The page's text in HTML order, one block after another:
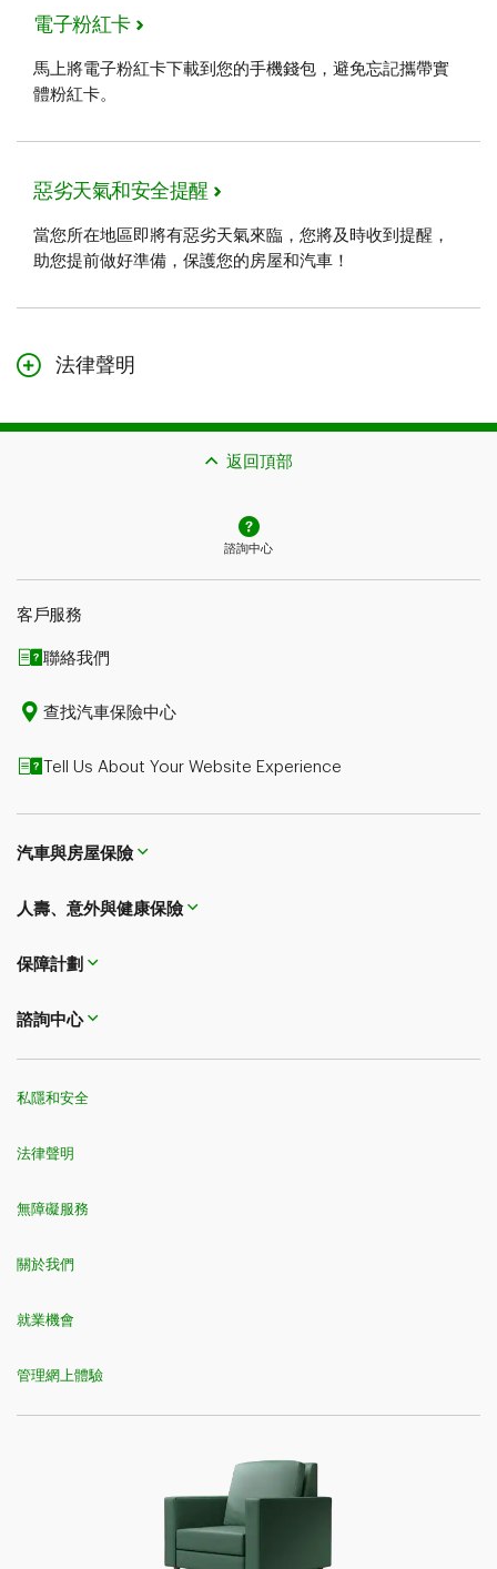
電子粉紅卡
馬上將電子粉紅卡下載到您的手機錢包，避免忘記攜帶實
體粉紅卡。
惡劣天氣和安全提醒
當您所在地區即將有惡劣天氣來臨，您將及時收到提醒，
助您提前做好準備，保護您的房屋和汽車！
法律聲明
返回頂部
諮詢中心
客戶服務
聯絡我們
查找汽車保險中心
Tell Us About Your Website Experience
汽車與房屋保險
人壽、意外與健康保險
保障計劃
諮詢中心
私隱和安全
法律聲明
無障礙服務
關於我們
就業機會
管理網上體驗